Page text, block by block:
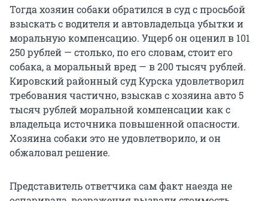
Тогда хозяин собаки обратился в суд с просьбой
взыскать с водителя и автовладельца убытки и
моральную компенсацию. Ущерб он оценил в 101
250 рублей — столько, по его словам, стоит его
собака, а моральный вред — в 200 тысяч рублей.
Кировский районный суд Курска удовлетворил
требования частично, взыскав с хозяина авто 5
тысяч рублей моральной компенсации как с
владельца источника повышенной опасности.
Хозяина собаки это не удовлетворило, и он
обжаловал решение.
Представитель ответчика сам факт наезда не